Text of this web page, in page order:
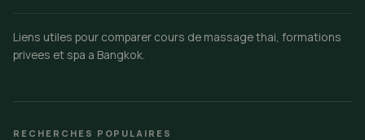
Liens utiles pour comparer cours de massage thai, formations
privees et spa a Bangkok.
RECHERCHES POPULAIRES